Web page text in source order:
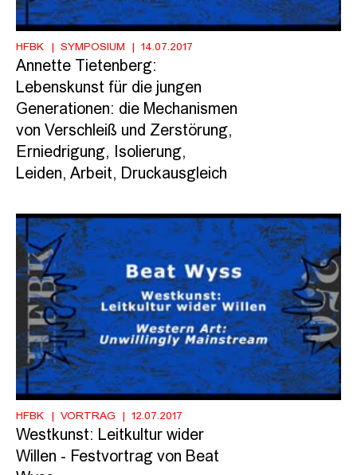
HFBK SYMPOSIUM 14.07.2017
Annette Tietenberg:
Lebenskunst für die jungen
Generationen: die Mechanismen
von Verschleiß und Zerstörung,
Erniedrigung, Isolierung,
Leiden, Arbeit, Druckausgleich
HFBK VORTRAG 12.07.2017
Westkunst: Leitkultur wider
Willen - Festvortrag von Beat